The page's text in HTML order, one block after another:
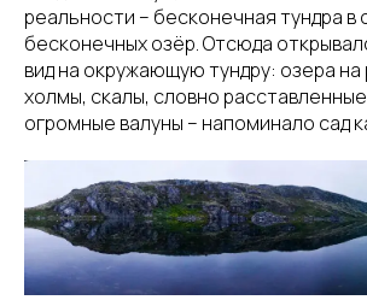
реальности – бесконечная тундра в
бесконечных озёр. Отсюда
вид на окружающую тундру: озера на
холмы, скалы, словно
огромные валуны – напоминало сад